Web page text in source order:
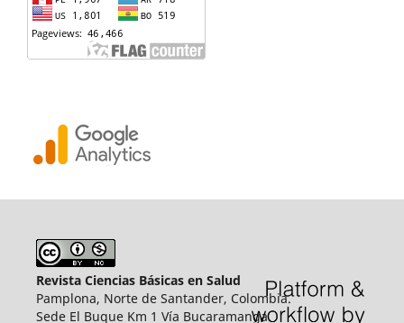
Revista Ciencias Básicas en Salud
Pamplona, Norte de Santander, Colombia.
Sede El Buque Km 1 Vía Bucaramanga.